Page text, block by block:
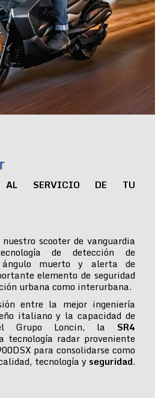
AL SERVICIO DE TU
scooter de vanguardia
de detección de
muerto y alerta de
elemento de seguridad
urbana como interurbana.
entre la mejor ingeniería
italiano y la capacidad de
Grupo Loncin, la SR4
tecnología radar proveniente
para consolidarse como
tecnología y seguridad.